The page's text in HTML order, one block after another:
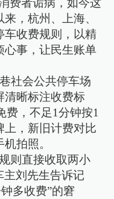
，杭州、上海、
车收费规则，以精
心事，让民生账单
社会公共停车场
清晰标注收费标
费，不足1分钟按1
上，新旧计费对比
拍照。
则直接收取两小
主刘先生告诉记
多收费”的窘